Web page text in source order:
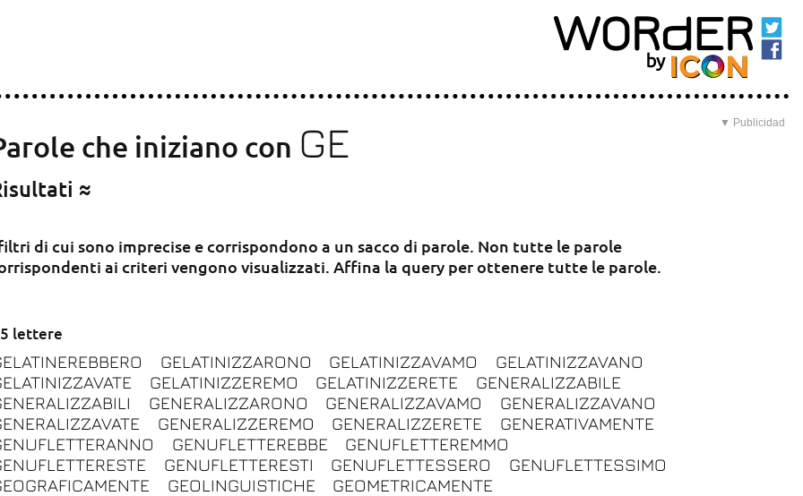
▼ Publicidad
che iniziano con GE
≈
di cui sono imprecise e corrispondono a un sacco di parole. Non tutte le parole
ai criteri vengono visualizzati. Affina la query per ottenere tutte le parole.
lettere
GELATINIZZARONO GELATINIZZAVAMO
GELATINIZZAVANO
GELATINIZZEREMO GELATINIZZERETE
GENERALIZZABILE
GENERALIZZARONO GENERALIZZAVAMO
GENERALIZZAVANO
GENERALIZZEREMO GENERALIZZERETE
GENERATIVAMENTE
GENUFLETTEREBBE
GENUFLETTEREMMO
GENUFLETTERESTI GENUFLETTESSERO
GENUFLETTESSIMO
GEOLINGUISTICHE
GEOMETRICAMENTE